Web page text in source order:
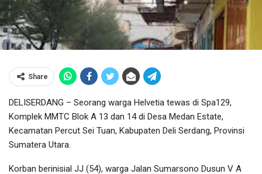
Share
DELISERDANG – Seorang warga Helvetia tewas di Spa129,
Komplek MMTC Blok A 13 dan 14 di Desa Medan Estate,
Kecamatan Percut Sei Tuan, Kabupaten Deli Serdang, Provinsi
Sumatera Utara.
Korban berinisial JJ (54), warga Jalan Sumarsono Dusun V A